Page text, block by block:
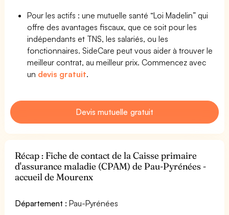
Pour les actifs : une mutuelle santé “Loi Madelin” qui
offre des avantages fiscaux, que ce soit pour les
indépendants et TNS, les salariés, ou les
fonctionnaires. SideCare peut vous aider à trouver le
meilleur contrat, au meilleur prix. Commencez avec
un devis gratuit.
Devis mutuelle gratuit
Récap : Fiche de contact de la Caisse primaire
d'assurance maladie (CPAM) de Pau-Pyrénées -
accueil de Mourenx
Département : Pau-Pyrénées